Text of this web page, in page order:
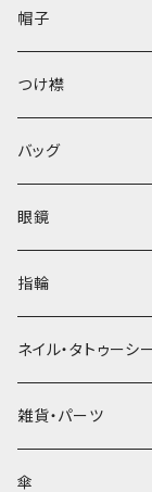
帽子
ベレー帽
つけ襟
バッグ
眼鏡
指輪
ネイル・タトゥーシ
雑貨・パーツ
傘